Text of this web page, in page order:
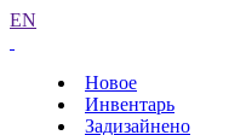
EN
Новое
Инвентарь
Задизайнено